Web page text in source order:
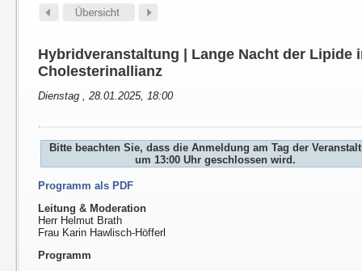
Hybridveranstaltung | Lange Nacht der Lipide
Cholesterinallianz
Dienstag , 28.01.2025, 18:00
Bitte beachten Sie, dass die Anmeldung am Tag der
um 13:00 Uhr geschlossen wird.
Programm als PDF
Leitung & Moderation
Herr Helmut Brath
Frau Karin Hawlisch-Höfferl
Programm